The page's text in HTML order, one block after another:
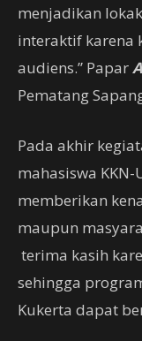
menjadikan
interaktif karena
audiens.” Papar
Pematang
Pada akhir
mahasiswa
memberikan
maupun
terima kasih
sehingga
Kukerta dapat